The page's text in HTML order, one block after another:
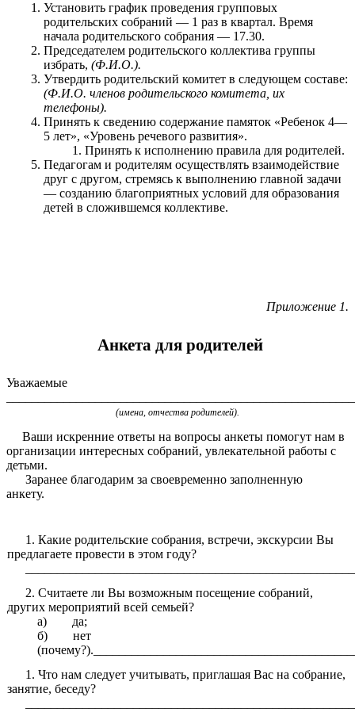
Установить график проведения групповых
родительских собраний — 1 раз в квартал. Время
начала родительского собрания — 17.30.
Председателем родительского коллектива группы
избрать, (Ф.И.О.).
Утвердить родительский комитет в следующем составе:
(Ф.И.О. членов родительского комитета, их
телефоны).
Принять к сведению содержание памяток «Ребенок 4—
5 лет», «Уровень речевого развития».
Принять к исполнению правила для родителей.
Педагогам и родителям осуществлять взаимодействие
друг с другом, стремясь к выполнению главной задачи
— созданию благоприятных условий для образования
детей в сложившемся коллективе.
Приложение 1.
Анкета для родителей
Уважаемые
(имена, отчества родителей).
Ваши искренние ответы на вопросы анкеты помогут нам в
организации интересных собраний, увлекательной работы с
детьми.
Заранее благодарим за своевременно заполненную
анкету.
Какие родительские собрания, встречи, экскурсии Вы
предлагаете провести в этом году?
Считаете ли Вы возможным посещение собраний,
других мероприятий всей семьей?
а) да;
б) нет
Что нам следует учитывать, приглашая Вас на собрание,
занятие, беседу?